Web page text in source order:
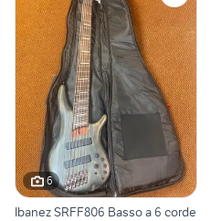
6
Ibanez SRFF806 Basso a 6 corde